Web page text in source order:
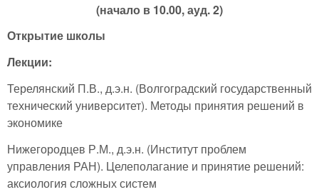
(начало в 10.00, ауд. 2)
Открытие школы
Лекции:
Терелянский П.В., д.э.н. (Волгоградский государственный
технический университет). Методы принятия решений в
экономике
Нижегородцев Р.М., д.э.н. (Институт проблем
управления РАН). Целеполагание и принятие решений:
аксиология сложных систем